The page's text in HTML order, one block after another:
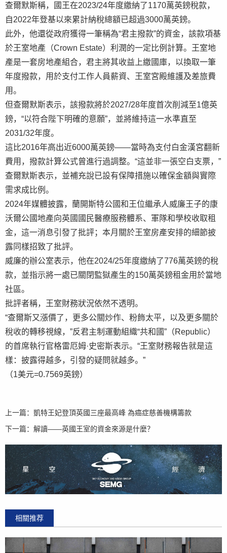
查爾默斯稱，國王在2023/24年度繳納了1170萬英鎊稅款，
自2022年登基以來累計納稅總額已超過3000萬英鎊。
此外，他還從政府獲得一筆稱為“君主撥款”的資金，該款項基
於王室地產（Crown Estate）利潤的一定比例計算。王室地
產是一套房地產組合，君主將其收益上繳國庫，以換取一筆
年度撥款，用於支付工作人員薪資、王室宮殿維護及差旅費
用。
但查爾默斯表示，該撥款將於2027/28年度首次削減至1億英
鎊，“以符合陛下明確的意願”，並將維持這一水準直至
2031/32年度。
這比2016年高出近6000萬英鎊——當時為支付白金漢宮翻新
費用，撥款計算公式曾進行過調整。“這並非一張空白支票，”
查爾默斯表示，並補充說已設有保障措施以確保金額與實際
需求成比例。
2024年媒體披露，蘭開斯特公國和王位繼承人威廉王子的康
沃爾公國地產向英國國民醫療服務體系、軍隊和學校收取租
金，這一消息引發了批評；本月關於王室房產安排的細節披
露同樣招致了批評。
威廉的辦公室表示，他在2024/25年度繳納了776萬英鎊的稅
款，並指示將一處已關閉監獄產生的150萬英鎊租金用於當地
社區。
批評者稱，王室財務狀況依然不透明。
“查爾斯又漲價了，更多公關炒作、粉飾太平，以及更多關於
稅收的轉移視線，”反君主制運動組織“共和國”（Republic）
的首席執行官格雷厄姆·史密斯表示。“王室財務報告就是這
樣：披露得越多，引發的疑問就越多。”
（1美元=0.7569英鎊）
上一篇： 凱特王妃登頂英國三座最高峰 為癌症慈善機構籌款
下一篇： 解讀——英國王室的資金來源是什麼？
相關推荐